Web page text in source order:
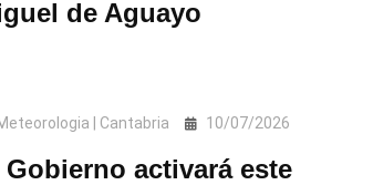
de Aguayo
| Cantabria 10/07/2026
Gobierno activará este